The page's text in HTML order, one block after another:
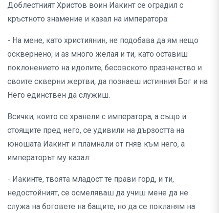
Доблестният Христов воин Иакинт се оградил с
кръстното знамение и казал на императора:
- На мене, като християнин, не подобава да ям нещо
осквернено; и аз много желая и ти, като оставиш
поклонението на идолите, бесовското празненство и
своите скверни жертви, да познаеш истинния Бог и на
Него единствен да служиш.
Всички, които се хранели с императора, а също и
стоящите пред него, се удивили на дързостта на
юношата Иакинт и пламнали от гняв към него, а
императорът му казал:
- Иакинте, твоята младост те прави горд, и ти,
недостойният, се осмеляваш да учиш мене да не
служа на боговете на бащите, но да се покланям на